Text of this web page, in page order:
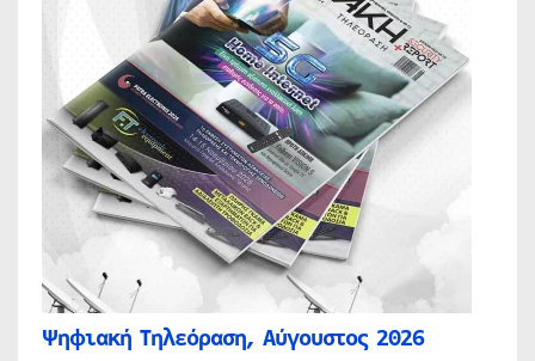
Ψηφιακή Τηλεόραση, Αύγουστος 2026